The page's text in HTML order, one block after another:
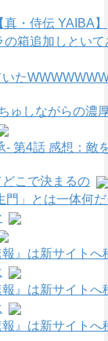
・侍伝 YAIBA】
の箱追加しとい
た
ゅしながらの濃
第4話 感想：敵
こで決まるの
門」とは一体何
』は新サイトへ
』は新サイトへ
』は新サイトへ